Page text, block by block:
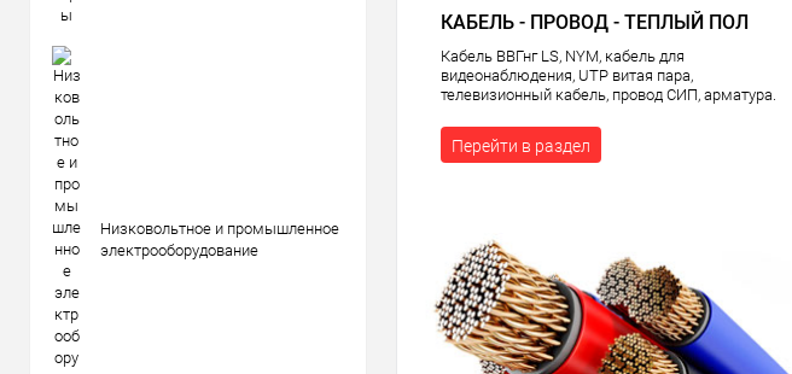
Низковольтное и промышленное
электрооборудование
КАБЕЛЬ - ПРОВОД - ТЕПЛЫЙ ПОЛ
Кабель ВВГнг LS, NYM, кабель для
видеонаблюдения, UTP витая пара,
телевизионный кабель, провод СИП, арматура.
Перейти в раздел